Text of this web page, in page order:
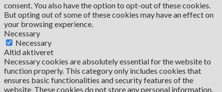
consent. You also have the option to opt-out of these cookies.
But opting out of some of these cookies may have an effect on
your browsing experience.
Necessary
Necessary
Altid aktiveret
Necessary cookies are absolutely essential for the website to
function properly. This category only includes cookies that
ensures basic functionalities and security features of the
website. These cookies do not store any personal information.